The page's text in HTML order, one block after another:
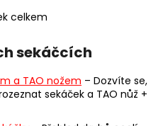
O
l
d
a
celkem
sekáčcích
a TAO nožem – Dozvíte se,
sekáček a TAO nůž +